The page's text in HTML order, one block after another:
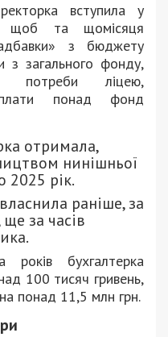
вступила у
щоб та щомісяця
з бюджету
з загального фонду,
потреби ліцею,
понад фонд
отримала,
нинішньої
2025 рік.
раніше, за
за часів
бухгалтерка
100 тисяч гривень,
понад 11,5 млн грн.